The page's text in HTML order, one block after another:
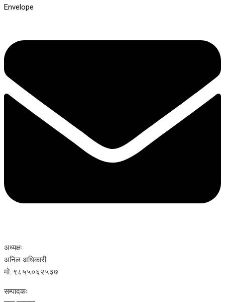
Envelope
अध्यक्षः
अनिल अधिकारी
मो. ९८५५०६२५३७
सम्पादकः